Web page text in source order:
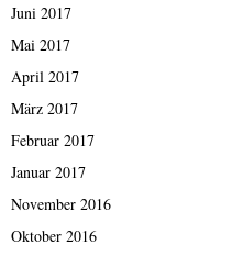
Juni 2017
Mai 2017
April 2017
März 2017
Februar 2017
Januar 2017
November 2016
Oktober 2016